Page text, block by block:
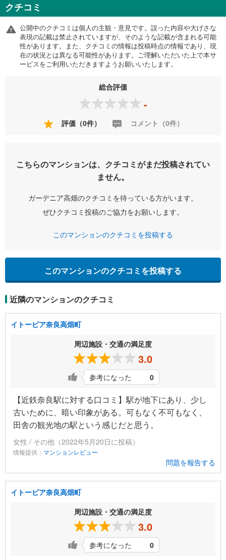
クチコミ
公開中のクチコミは個人の主観・意見です。誤った内容や大げさな
表現の記載は禁止されていますが、そのような記載が含まれる可能
性があります。また、クチコミの情報は投稿時点の情報であり、現
在の状況とは異なる可能性があります。ご理解いただいた上で本サ
ービスをご利用いただきますようお願いいたします。
総合評価
-
評価（0件） コメント（0件）
こちらのマンションは、クチコミがまだ投稿されてい
ません。
ガーデニア高畑のクチコミを待っている方がいます。
ぜひクチコミ投稿のご協力をお願いします。
このマンションのクチコミを投稿する
このマンションのクチコミを投稿する
近隣のマンションのクチコミ
イトーピア奈良高畑町
周辺施設・交通の満足度
3.0
参考になった 0
【近鉄奈良駅に対する口コミ】駅が地下にあり、少し
古いために、暗い印象がある。可もなく不可もなく、
田舎の観光地の駅という感じだと思う。
女性 / その他（2022年5月20日に投稿）
情報提供： マンションレビュー
問題を報告する
イトーピア奈良高畑町
周辺施設・交通の満足度
3.0
参考になった 0